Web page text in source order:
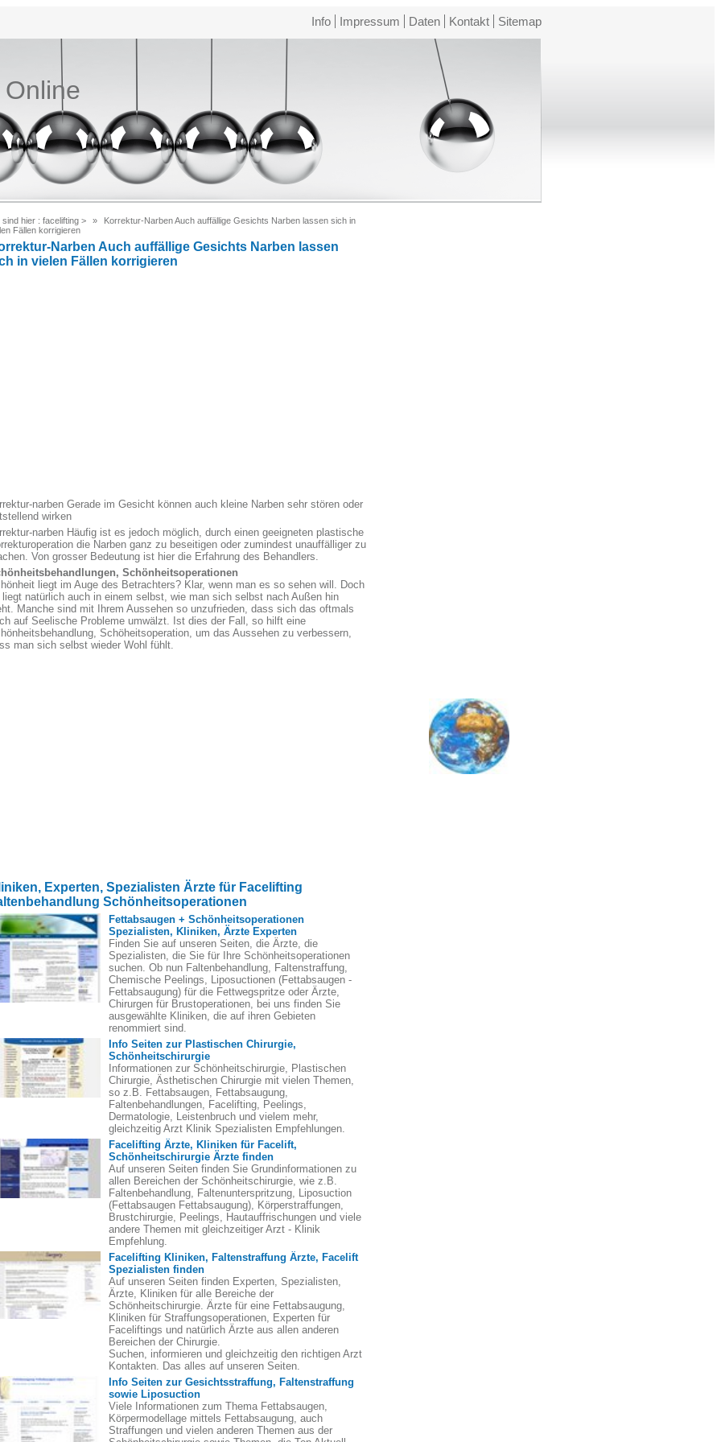
Info Impressum Daten Kontakt Sitemap
sind hier : facelifting >
Korrektur-Narben Auch auffällige Gesichts Narben lassen sich in
Fällen korrigieren
Narben Auch auffällige Gesichts Narben lassen
in vielen Fällen korrigieren
narben Gerade im Gesicht können auch kleine Narben sehr stören oder
wirken
narben Häufig ist es jedoch möglich, durch einen geeigneten plastische
die Narben ganz zu beseitigen oder zumindest unauffälliger zu
Von grosser Bedeutung ist hier die Erfahrung des Behandlers.
Schönheitsoperationen
liegt im Auge des Betrachters? Klar, wenn man es so sehen will. Doch
liegt natürlich auch in einem selbst, wie man sich selbst nach Außen hin
Manche sind mit Ihrem Aussehen so unzufrieden, dass sich das oftmals
auf Seelische Probleme umwälzt. Ist dies der Fall, so hilft eine
Schöheitsoperation, um das Aussehen zu verbessern,
man sich selbst wieder Wohl fühlt.
Experten, Spezialisten Ärzte für Facelifting
Schönheitsoperationen
Fettabsaugen + Schönheitsoperationen
Spezialisten, Kliniken, Ärzte Experten
Finden Sie auf unseren Seiten, die Ärzte, die
Spezialisten, die Sie für Ihre Schönheitsoperationen
suchen. Ob nun Faltenbehandlung, Faltenstraffung,
Chemische Peelings, Liposuctionen (Fettabsaugen -
Fettabsaugung) für die Fettwegspritze oder Ärzte,
Chirurgen für Brustoperationen, bei uns finden Sie
ausgewählte Kliniken, die auf ihren Gebieten
renommiert sind.
Info Seiten zur Plastischen Chirurgie,
Schönheitschirurgie
Informationen zur Schönheitschirurgie, Plastischen
Chirurgie, Ästhetischen Chirurgie mit vielen Themen,
so z.B. Fettabsaugen, Fettabsaugung,
Faltenbehandlungen, Facelifting, Peelings,
Dermatologie, Leistenbruch und vielem mehr,
gleichzeitig Arzt Klinik Spezialisten Empfehlungen.
Facelifting Ärzte, Kliniken für Facelift,
Schönheitschirurgie Ärzte finden
Auf unseren Seiten finden Sie Grundinformationen zu
allen Bereichen der Schönheitschirurgie, wie z.B.
Faltenbehandlung, Faltenunterspritzung, Liposuction
(Fettabsaugen Fettabsaugung), Körperstraffungen,
Brustchirurgie, Peelings, Hautauffrischungen und viele
andere Themen mit gleichzeitiger Arzt - Klinik
Empfehlung.
Facelifting Kliniken, Faltenstraffung Ärzte, Facelift
Spezialisten finden
Auf unseren Seiten finden Experten, Spezialisten,
Ärzte, Kliniken für alle Bereiche der
Schönheitschirurgie. Ärzte für eine Fettabsaugung,
Kliniken für Straffungsoperationen, Experten für
Faceliftings und natürlich Ärzte aus allen anderen
Bereichen der Chirurgie.
Suchen, informieren und gleichzeitig den richtigen Arzt
Kontakten. Das alles auf unseren Seiten.
Info Seiten zur Gesichtsstraffung, Faltenstraffung
sowie Liposuction
Viele Informationen zum Thema Fettabsaugen,
Körpermodellage mittels Fettabsaugung, auch
Straffungen und vielen anderen Themen aus der